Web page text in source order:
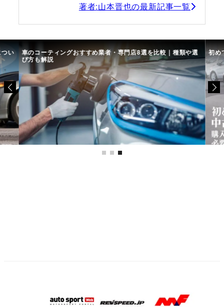
著者:山本晋也の最新記事一覧
い 車のコーティングおすすめ業者・専門店8選を比較｜種類や選
び方も解説
初め